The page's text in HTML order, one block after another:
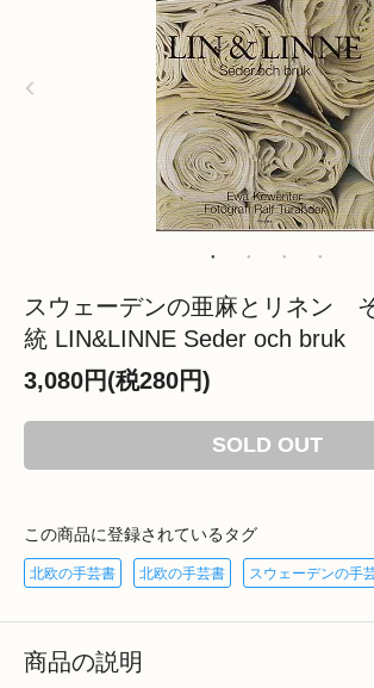
スウェーデンの亜麻とリネン
統 LIN&LINNE Seder och bruk
3,080円(税280円)
SOLD OUT
この商品に登録されているタグ
北欧の手芸書 北欧の手芸書 スウェーデンの手
商品の説明